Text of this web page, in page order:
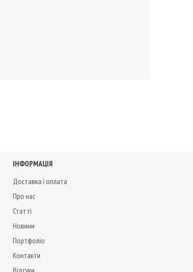
ІНФОРМАЦІЯ
Доставка і оплата
Про нас
Статті
Новини
Портфоліо
Контакти
Відгуки